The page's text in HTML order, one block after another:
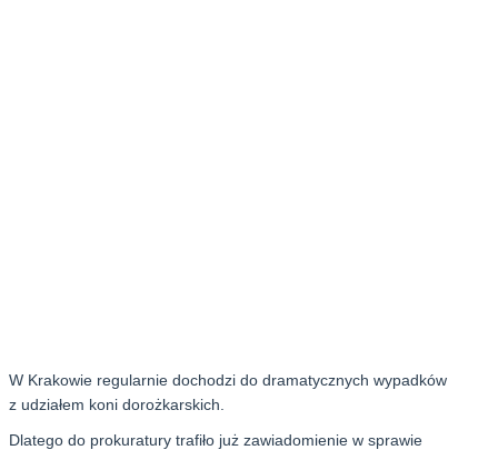
W Krakowie regularnie dochodzi do dramatycznych wypadków
z udziałem koni dorożkarskich.
Dlatego do prokuratury trafiło już zawiadomienie w sprawie